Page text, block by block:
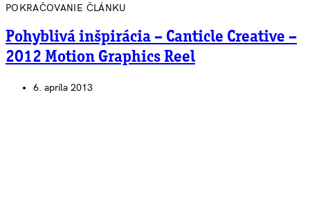
POKRAČOVANIE ČLÁNKU
Pohyblivá inšpirácia – Canticle Creative –
2012 Motion Graphics Reel
6. apríla 2013